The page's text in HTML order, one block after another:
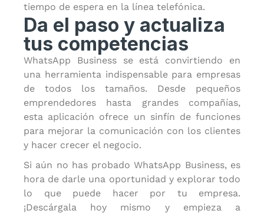
tiempo de espera en la línea telefónica.
Da el paso y actualiza
tus competencias
WhatsApp Business se está convirtiendo en
una herramienta indispensable para empresas
de todos los tamaños. Desde pequeños
emprendedores hasta grandes compañías,
esta aplicación ofrece un sinfín de funciones
para mejorar la comunicación con los clientes
y hacer crecer el negocio.
Si aún no has probado WhatsApp Business, es
hora de darle una oportunidad y explorar todo
lo que puede hacer por tu empresa.
¡Descárgala hoy mismo y empieza a